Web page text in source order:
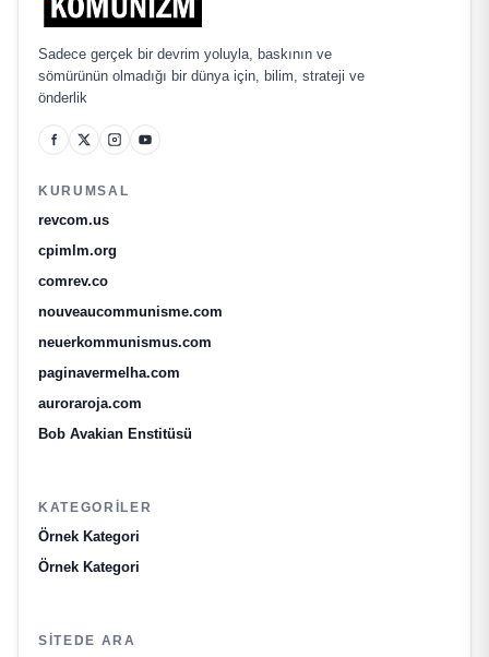
Sadece gerçek bir devrim yoluyla, baskının ve
sömürünün olmadığı bir dünya için, bilim, strateji ve
önderlik
KURUMSAL
revcom.us
cpimlm.org
comrev.co
nouveaucommunisme.com
neuerkommunismus.com
paginavermelha.com
auroraroja.com
Bob Avakian Enstitüsü
KATEGORILER
Örnek Kategori
Örnek Kategori
SITEDE ARA